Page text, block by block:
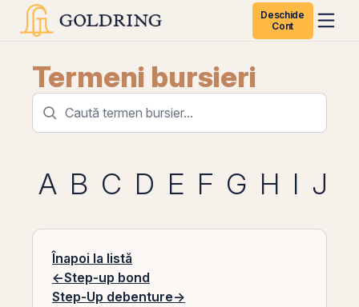
Deschide
Cont
Termeni bursieri
A B C D E F G H I J
Înapoi la listă
←Step-up bond
Step-Up debenture→